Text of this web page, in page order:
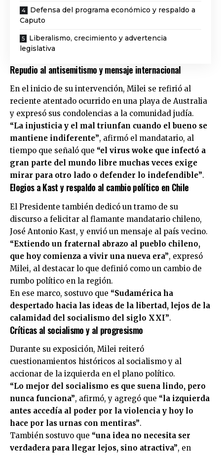
Defensa del programa económico y respaldo a
Caputo
Liberalismo, crecimiento y advertencia
legislativa
Repudio al antisemitismo y mensaje internacional
En el inicio de su intervención, Milei se refirió al
reciente atentado ocurrido en una playa de Australia
y expresó sus condolencias a la comunidad judía.
“La injusticia y el mal triunfan cuando el bueno se
mantiene indiferente”, afirmó el mandatario, al
tiempo que señaló que “el virus woke que infectó a
gran parte del mundo libre muchas veces exige
mirar para otro lado o defender lo indefendible”.
Elogios a Kast y respaldo al cambio político en Chile
El Presidente también dedicó un tramo de su
discurso a felicitar al flamante mandatario chileno,
José Antonio Kast, y envió un mensaje al país vecino.
“Extiendo un fraternal abrazo al pueblo chileno,
que hoy comienza a vivir una nueva era”, expresó
Milei, al destacar lo que definió como un cambio de
rumbo político en la región.
En ese marco, sostuvo que “Sudamérica ha
despertado hacia las ideas de la libertad, lejos de la
calamidad del socialismo del siglo XXI”.
Críticas al socialismo y al progresismo
Durante su exposición, Milei reiteró
cuestionamientos históricos al socialismo y al
accionar de la izquierda en el plano político.
“Lo mejor del socialismo es que suena lindo, pero
nunca funciona”, afirmó, y agregó que “la izquierda
antes accedía al poder por la violencia y hoy lo
hace por las urnas con mentiras”.
También sostuvo que “una idea no necesita ser
verdadera para llegar lejos, sino atractiva”, en